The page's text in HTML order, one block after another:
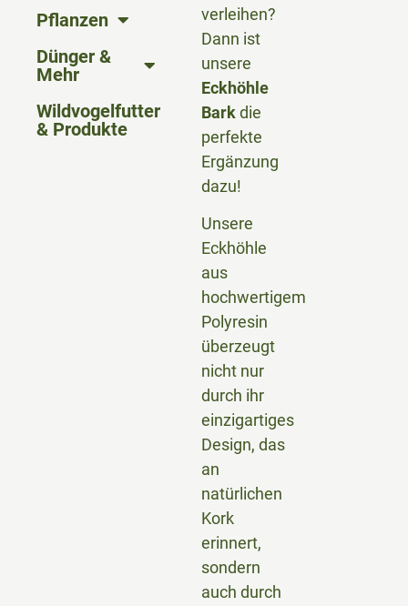
Pflanzen
Dünger &
Mehr
Wildvogelfutter
& Produkte
verleihen?
Dann ist
unsere
Eckhöhle
Barkdie
perfekte
Ergänzung
dazu!
Unsere
Eckhöhle
aus
hochwertigem
Polyresin
überzeugt
nicht nur
durch ihr
einzigartiges
Design, das
an
natürlichen
Kork
erinnert,
sondern
auch durch